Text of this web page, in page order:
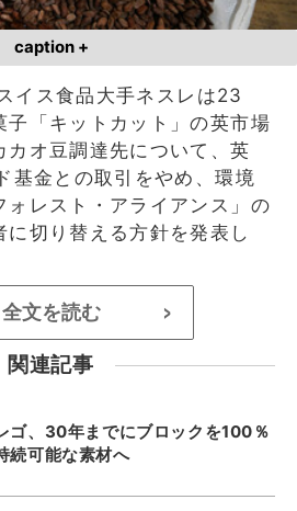
caption +
イス食品大手ネスレは23
子「キットカット」の英市場
カオ豆調達先について、英
基金との取引をやめ、環境
ォレスト・アライアンス」の
切り替える方針を発表し
全文を読む >
関連記事
ゴ、30年までにブロックを100％
続可能な素材へ